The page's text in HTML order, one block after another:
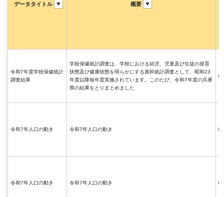
データタイトル 概要
令和7年度学校保健統計
調査結果
学校保健統計調査は、学校における幼児、児童及び生徒の発育
状態及び健康状態を明らかにする基幹統計調査として、昭和23
年度以降毎年度実施されています。このたび、令和7年度の兵庫
県の結果をとりまとめました
令和7年人口の動き 令和7年人口の動き
令和7年人口の動き 令和7年人口の動き